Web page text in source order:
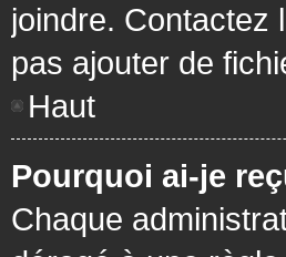
joindre. Contactez
pas ajouter de
Haut
Pourquoi ai-je
Chaque